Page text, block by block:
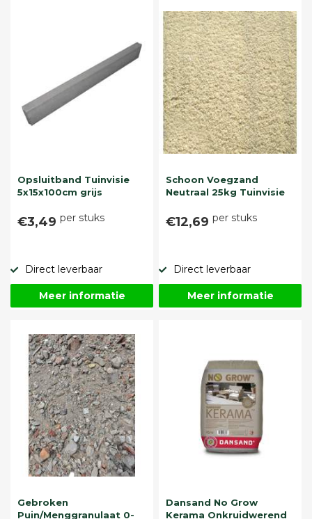
Opsluitband Tuinvisie
5x15x100cm grijs
€3,49 per stuks
Direct leverbaar
Meer informatie
Schoon Voegzand
Neutraal 25kg Tuinvisie
€12,69 per stuks
Direct leverbaar
Meer informatie
Gebroken
Puin/Menggranulaat 0-
Dansand No Grow
Kerama Onkruidwerend